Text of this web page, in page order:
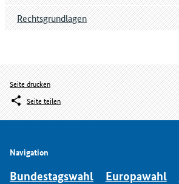
Rechtsgrundlagen
Seite drucken
Seite teilen
Navigation
Bundestagswahl Europawahl